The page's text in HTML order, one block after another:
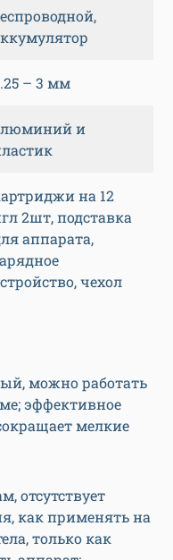
– 3 мм
и
на 12
2шт, подставка
аппарата,
чехол
можно работать
эффективное
мелкие
отсутствует
как применять на
только как